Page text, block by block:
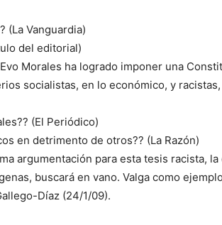
(La Vanguardia)
del editorial)
Morales ha logrado imponer una
socialistas, en lo económico, y racistas,
(El Periódico)
en detrimento de otros?? (La Razón)
argumentación para esta tesis racista,
buscará en vano. Valga como
Díaz (24/1/09).